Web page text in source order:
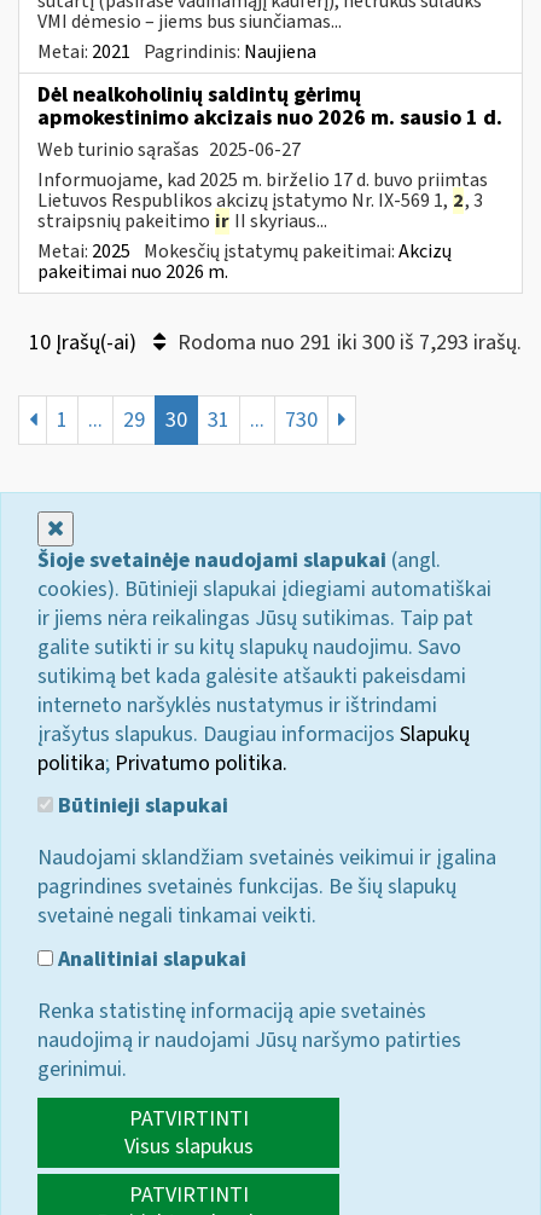
VMI dėmesio – jiems bus siunčiamas...
Metai: 2021 Pagrindinis: Naujiena
Dėl nealkoholinių saldintų gėrimų
apmokestinimo akcizais nuo 2026 m. sausio 1 d.
Web turinio sąrašas 2025-06-27
Informuojame, kad 2025 m. birželio 17 d. buvo priimtas
Lietuvos Respublikos akcizų įstatymo Nr. IX-569 1, 2, 3
straipsnių pakeitimo ir II skyriaus...
Metai: 2025 Mokesčių įstatymų pakeitimai:Akcizų
pakeitimai nuo 2026 m.
10 Įrašų(-ai) Rodoma nuo 291 iki 300 iš 7,293 irašų.
1 ... 29 30 31 ... 730
Šioje svetainėje naudojami slapukai (angl.
cookies). Būtinieji slapukai įdiegiami automatiškai
ir jiems nėra reikalingas Jūsų sutikimas. Taip pat
galite sutikti ir su kitų slapukų naudojimu. Savo
sutikimą bet kada galėsite atšaukti pakeisdami
interneto naršyklės nustatymus ir ištrindami
įrašytus slapukus. Daugiau informacijos Slapukų
politika; Privatumo politika.
Būtinieji slapukai
Naudojami sklandžiam svetainės veikimui ir įgalina
pagrindines svetainės funkcijas. Be šių slapukų
svetainė negali tinkamai veikti.
Analitiniai slapukai
Renka statistinę informaciją apie svetainės
naudojimą ir naudojami Jūsų naršymo patirties
gerinimui.
PATVIRTINTI
Visus slapukus
PATVIRTINTI